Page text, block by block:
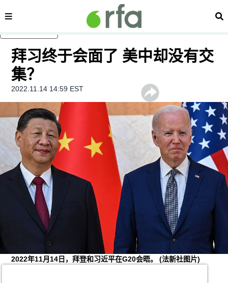
内容分类 搜
拜习终于会面了 美中却没有交
集？
2022.11.14 14:59 EST
2022年11月14日，拜登和习近平在G20会晤。(法新社图片)